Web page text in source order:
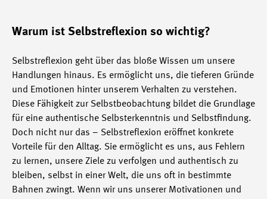
Warum ist Selbstreflexion so wichtig?
Selbstreflexion geht über das bloße Wissen um unsere
Handlungen hinaus. Es ermöglicht uns, die tieferen Gründe
und Emotionen hinter unserem Verhalten zu verstehen.
Diese Fähigkeit zur Selbstbeobachtung bildet die Grundlage
für eine authentische Selbsterkenntnis und Selbstfindung.
Doch nicht nur das – Selbstreflexion eröffnet konkrete
Vorteile für den Alltag. Sie ermöglicht es uns, aus Fehlern
zu lernen, unsere Ziele zu verfolgen und authentisch zu
bleiben, selbst in einer Welt, die uns oft in bestimmte
Bahnen zwingt. Wenn wir uns unserer Motivationen und